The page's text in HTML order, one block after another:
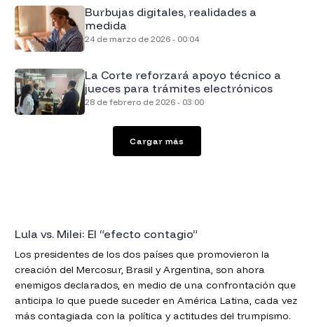
Burbujas digitales, realidades a
medida
24 de marzo de 2026 - 00:04
La Corte reforzará apoyo técnico a
jueces para trámites electrónicos
28 de febrero de 2026 - 03:00
Cargar más
Lula vs. Milei: El “efecto contagio”
Los presidentes de los dos países que promovieron la
creación del Mercosur, Brasil y Argentina, son ahora
enemigos declarados, en medio de una confrontación que
anticipa lo que puede suceder en América Latina, cada vez
más contagiada con la política y actitudes del trumpismo.